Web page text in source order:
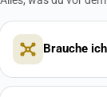
Brauche